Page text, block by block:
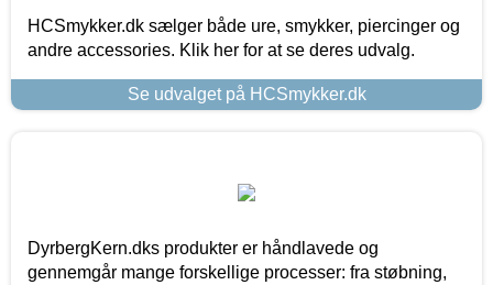
HCSmykker.dk sælger både ure, smykker, piercinger og
andre accessories. Klik her for at se deres udvalg.
Se udvalget på HCSmykker.dk
DyrbergKern.dks produkter er håndlavede og
gennemgår mange forskellige processer: fra støbning,